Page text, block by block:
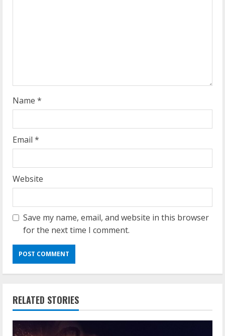
g
Name *
Email *
Website
Save my name, email, and website in this browser
for the next time I comment.
RELATED STORIES